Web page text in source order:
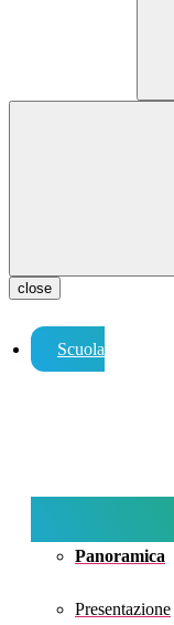
close
Scuola
Panoramica
Presentazione